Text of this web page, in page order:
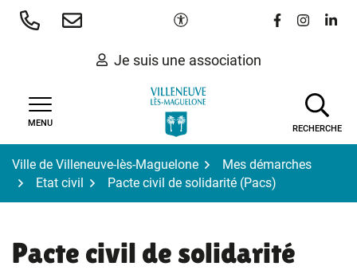
Aller
Paramètres d'accessibilité
Lien vers le
Lien vers
Lien
Je suis une association
MENU
RECHERCHE
Ville de Villeneuve-lès-Maguelone
Mes démarches
Etat civil
Pacte civil de solidarité (Pacs)
Pacte civil de solidarité